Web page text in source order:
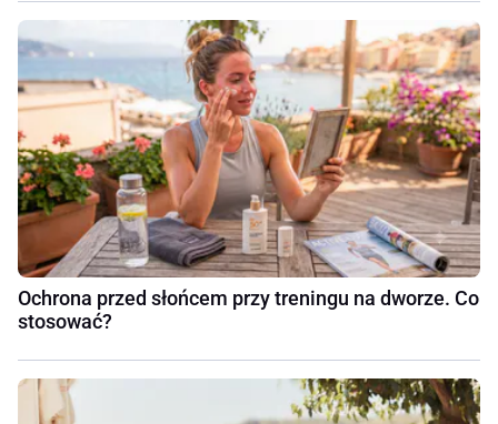
Ochrona przed słońcem przy treningu na dworze. Co
stosować?